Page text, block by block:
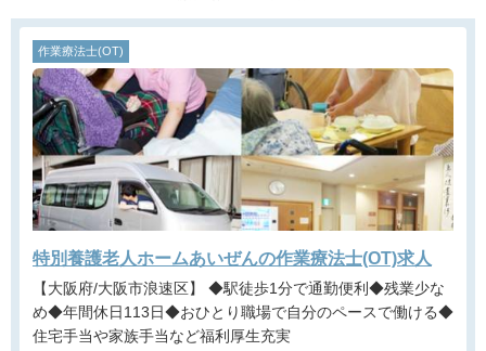
作業療法士(OT)
特別養護老人ホームあいぜんの作業療法士(OT)求人
【大阪府/大阪市浪速区】 ◆駅徒歩1分で通勤便利◆残業少な
め◆年間休日113日◆おひとり職場で自分のペースで働ける◆
住宅手当や家族手当など福利厚生充実